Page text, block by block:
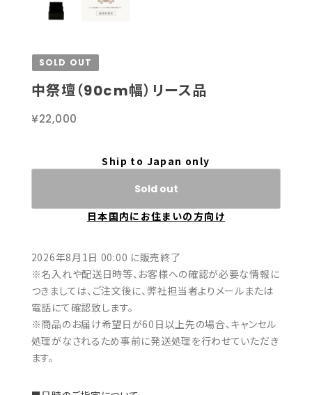
SOLD OUT
中祭壇（90cm幅）リース品
¥22,000
Ship to Japan only
Sold out
日本国内にお住まいの方向け
2026年8月1日 00:00 に販売終了
※名入れや配送日時等、お客様への確認が必要な情報に
つきましては、ご注文後に、弊社担当者よりメールまたは
電話にて確認致します。
※商品のお届け希望日が60日以上先の場合、キャンセル
処理がなされるため事前に発送処理を行わせていただき
ます。